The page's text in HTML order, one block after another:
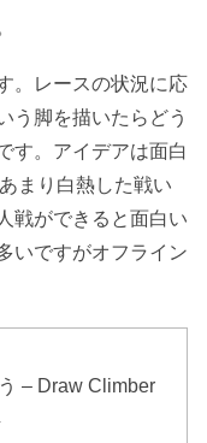
。レースの状況に応
う脚を描いたらどう
す。アイデアは面白
まり白熱した戦い
戦ができると面白い
いですがオフライン
– Draw Climber